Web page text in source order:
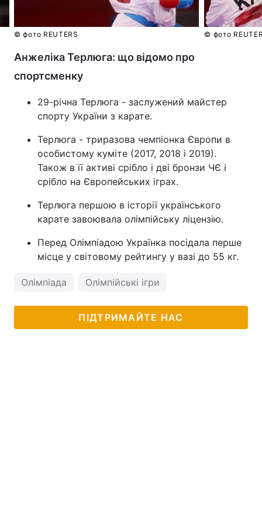
© фото REUTERS © фото
Анжеліка Терлюга: що відомо про
спортсменку
29-річна Терлюга - заслужений майстер
спорту України з карате.
Терлюга - триразова чемпіонка Європи в
особистому куміте (2017, 2018 і 2019).
Також в її активі срібло і дві бронзи ЧЄ і
срібло на Європейських іграх.
Терлюга першою в історії українського
карате завоювала олімпійську ліцензію.
Перед Олімпіадою Українка посідала перше
місце у світовому рейтингу у вазі до 55 кг.
Олімпіада Олімпійські ігри
ПІДТРИМАЙТЕ НАС